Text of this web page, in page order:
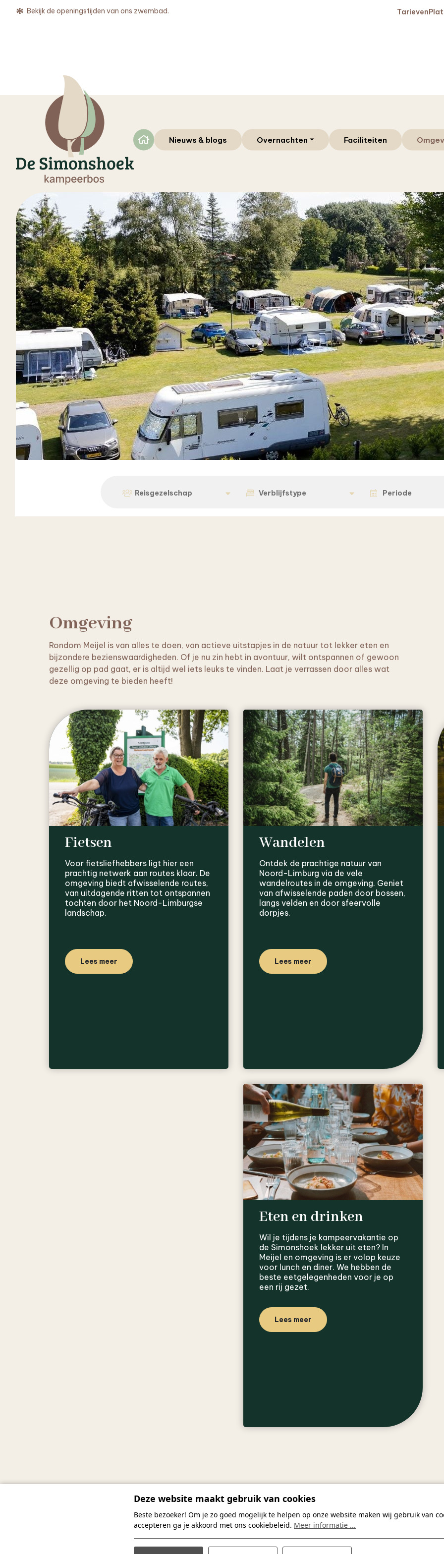
Bekijk de openingstijden van ons zwembad. Tarieven
Home Nieuws & blogs Overnachten Faciliteiten
Reisgezelschap Verblijfstype Periode
Omgeving
Rondom Meijel is van alles te doen, van actieve uitstapjes in de natuur tot lekker eten en
bijzondere bezienswaardigheden. Of je nu zin hebt in avontuur, wilt ontspannen of gewoon
gezellig op pad gaat, er is altijd wel iets leuks te vinden. Laat je verrassen door alles wat
deze omgeving te bieden heeft!
Fietsen
Voor fietsliefhebbers ligt hier een
prachtig netwerk aan routes klaar. De
omgeving biedt afwisselende routes,
van uitdagende ritten tot ontspannen
tochten door het Noord-Limburgse
landschap.
Lees meer
Wandelen
Ontdek de prachtige natuur van
Noord-Limburg via de vele
wandelroutes in de omgeving. Geniet
van afwisselende paden door bossen,
langs velden en door sfeervolle
dorpjes.
Lees meer
Eten en drinken
Wil je tijdens je kampeervakantie op
de Simonshoek lekker uit eten? In
Meijel en omgeving is er volop keuze
voor lunch en diner. We hebben de
beste eetgelegenheden voor je op
een rij gezet.
Lees meer
Deze website maakt gebruik van cookies
Beste bezoeker! Om je zo goed mogelijk te helpen op onze website maken wij gebruik van
accepteren ga je akkoord met ons cookiebeleid. Meer informatie ...